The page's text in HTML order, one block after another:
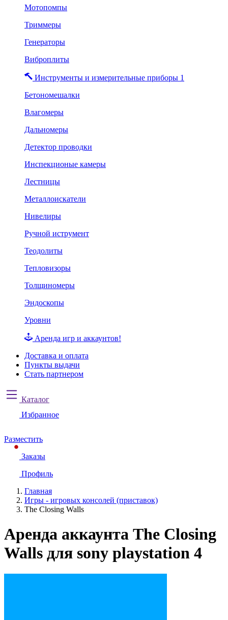
Мотопомпы
Триммеры
Генераторы
Виброплиты
Инструменты и измерительные приборы 1
Бетономешалки
Влагомеры
Дальномеры
Детектор проводки
Инспекционые камеры
Лестницы
Металлоискатели
Нивелиры
Ручной иструмент
Теодолиты
Тепловизоры
Толщиномеры
Эндоскопы
Уровни
Аренда игр и аккаунтов!
Доставка и оплата
Пункты выдачи
Стать партнером
Каталог
Избранное
Разместить
Заказы
Профиль
Главная
Игры - игровых консолей (приставок)
The Closing Walls
Аренда аккаунта The Closing
Walls для sony playstation 4